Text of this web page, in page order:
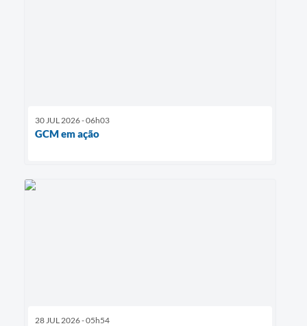
30 JUL 2026 - 06h03
GCM em ação
28 JUL 2026 - 05h54